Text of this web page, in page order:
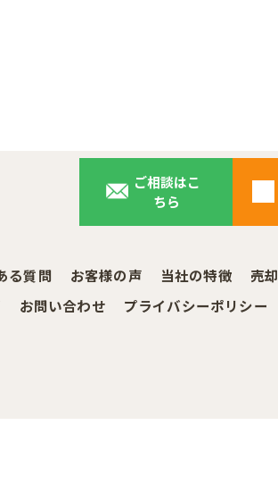
ご相談はこ
ちら
る質問 お客様の声 当社の特徴 売却
お問い合わせ プライバシーポリシー